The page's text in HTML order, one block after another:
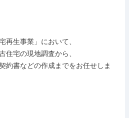
再生事業」において、
住宅の現地調査から、
約書などの作成までをお任せしま